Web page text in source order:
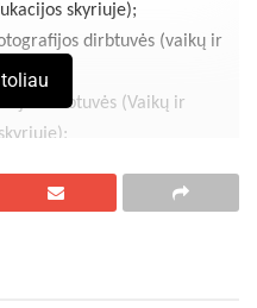
skyriuje);
dirbtuvės (vaikų ir
dirbtuvės (Vaikų ir
ir edukacijos skyriuje).